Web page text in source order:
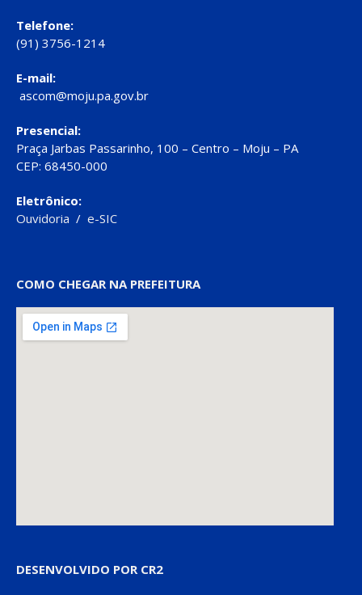
Telefone:
(91) 3756-1214
E-mail:
ascom@moju.pa.gov.br
Presencial:
Praça Jarbas Passarinho, 100 – Centro – Moju – PA
CEP: 68450-000
Eletrônico:
Ouvidoria / e-SIC
COMO CHEGAR NA PREFEITURA
DESENVOLVIDO POR CR2